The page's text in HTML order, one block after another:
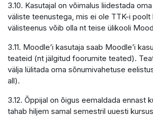
3.10. Kasutajal on võimalus liidestada
väliste teenustega, mis ei ole TTK-i poolt
välisteenus võib olla nt teise ülikooli
3.11. Moodle’i kasutaja saab Moodle’i
teateid (nt jälgitud foorumite teated).
välja lülitada oma sõnumivahetuse
all).
3.12. Õppijal on õigus eemaldada ennast
tahab hiljem samal semestril uuesti